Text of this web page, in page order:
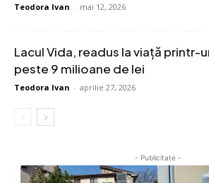
Teodora Ivan - mai 12, 2026
Lacul Vida, readus la viață printr-
peste 9 milioane de lei
Teodora Ivan - aprilie 27, 2026
- Publicitate -